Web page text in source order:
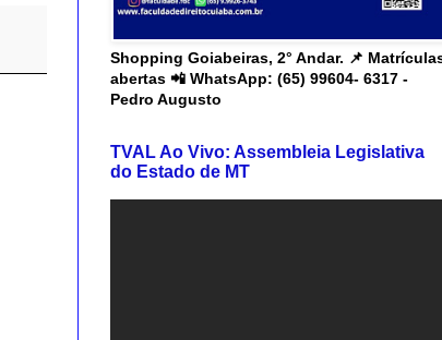
Shopping Goiabeiras, 2° Andar. 📌
abertas 📲 WhatsApp: (65) 99604- 6317 -
Pedro Augusto
TVAL Ao Vivo: Assembleia Legislativa
do Estado de MT